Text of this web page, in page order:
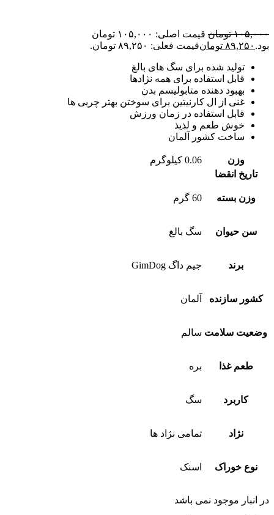
۱۰۵,۰۰۰ تومان
قیمت اصلی: ۱۰۵,۰۰۰ تومان
بود. ۸۹,۲۵۰ تومانقیمت فعلی: ۸۹,۲۵۰ تومان.
تولید شده برای سگ های بالغ
قابل استفاده برای همه نژادها
بهبود دهنده متابولیسم بدن
غنی از ال کارنیتین برای سوختن بهتر چربی ها
قابل استفاده در زمان ورزش
خوش طعم و لذیذ
ساخت کشور آلمان
وزن
0.06 کیلوگرم
تاریخ انقضا
وزن بسته 60 گرم
سن حیوان سگ بالغ
برند جیم داگ GimDog
کشور سازنده آلمان
وضعیت سلامت سالم
طعم غذا بره
کاربرد سگ
نژاد تمامی نژاد ها
نوع خوراک اسنک
در انبار موجود نمی باشد